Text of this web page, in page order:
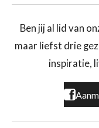
Ben jij al lid van
maar liefst drie
inspiratie,